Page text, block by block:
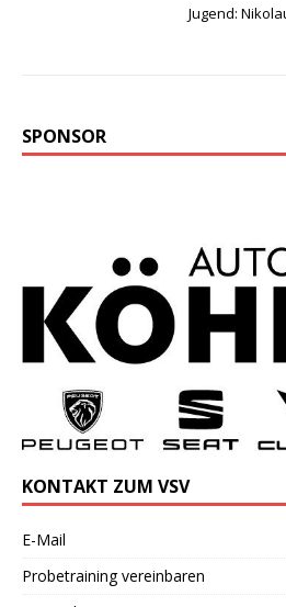
Jugend:
SPONSOR
KONTAKT ZUM VSV
E-Mail
Probetraining vereinbaren